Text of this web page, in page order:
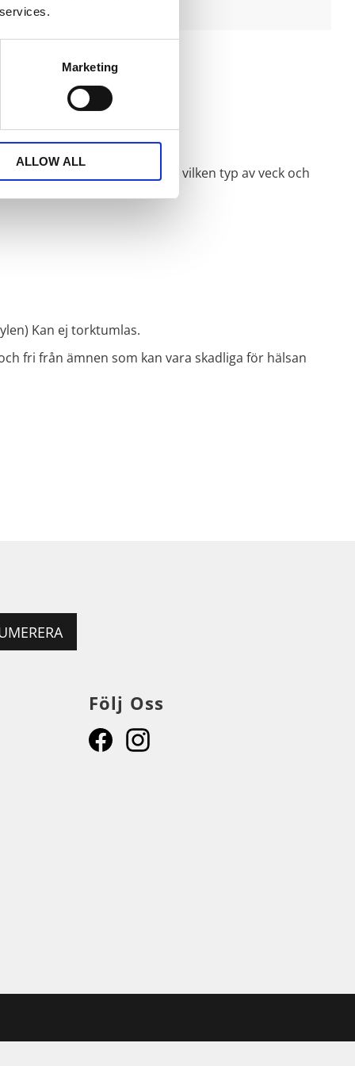
Marketing
ALLOW ALL
i nederkant.
på en stång beroende på vilken typ av veck och
Kan ej torktumlas.
fri från ämnen som kan vara skadliga för hälsan
Följ Oss